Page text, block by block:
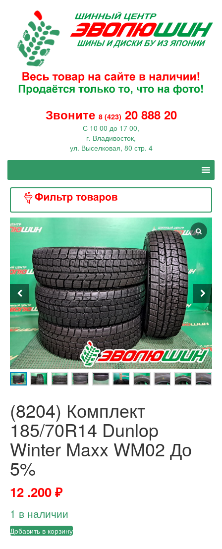
Звоните 8 (423) 20 888 20
С 10 00 до 17 00,
г. Владивосток,
ул. Выселковая, 80 стр. 4
(8204) Комплект
185/70R14 Dunlop
Winter Maxx WM02 До
5%
12 .200₽
1 в наличии
Добавить в корзину